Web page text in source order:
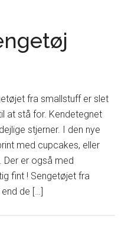
fra smallstuff er slet
at stå for. Kendetegnet
stjerner. I den nye
med cupcakes, eller
Der er også med
fint ! Sengetøjet fra
de […]